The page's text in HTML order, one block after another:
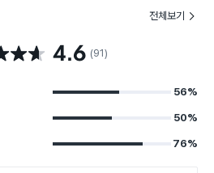
전체보기
4.6 (91)
56%
50%
76%